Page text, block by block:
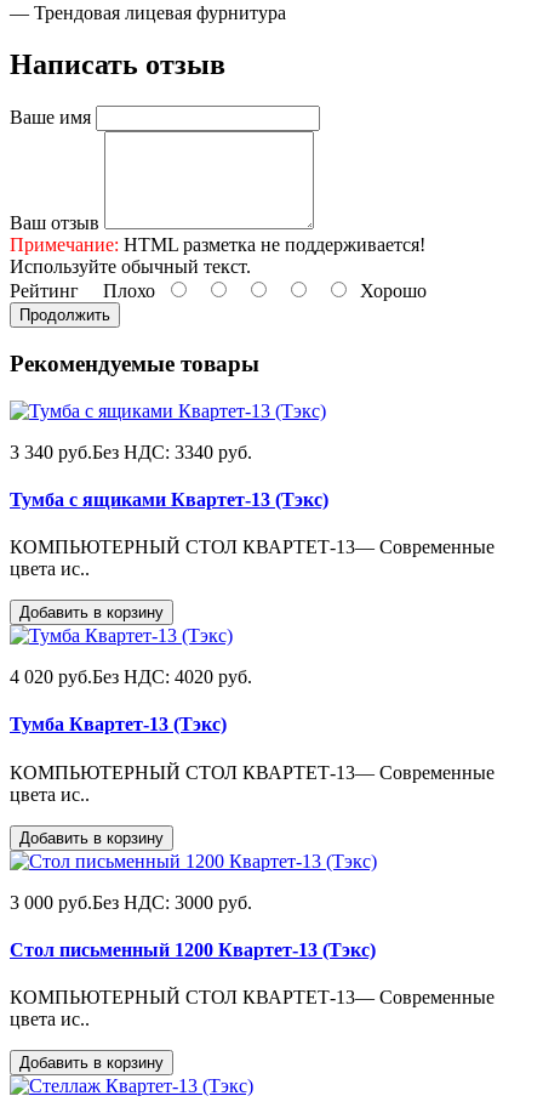
— Трендовая лицевая фурнитура
Написать отзыв
Ваше имя
Ваш отзыв
Примечание: HTML разметка не поддерживается!
Используйте обычный текст.
Рейтинг Плохо Хорошо
Продолжить
Рекомендуемые товары
3 340 руб.Без НДС: 3340 руб.
Тумба с ящиками Квартет-13 (Тэкс)
КОМПЬЮТЕРНЫЙ СТОЛ КВАРТЕТ-13— Современные
цвета ис..
Добавить в корзину
4 020 руб.Без НДС: 4020 руб.
Тумба Квартет-13 (Тэкс)
КОМПЬЮТЕРНЫЙ СТОЛ КВАРТЕТ-13— Современные
цвета ис..
Добавить в корзину
3 000 руб.Без НДС: 3000 руб.
Стол письменный 1200 Квартет-13 (Тэкс)
КОМПЬЮТЕРНЫЙ СТОЛ КВАРТЕТ-13— Современные
цвета ис..
Добавить в корзину